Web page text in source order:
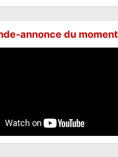
annonce du moment